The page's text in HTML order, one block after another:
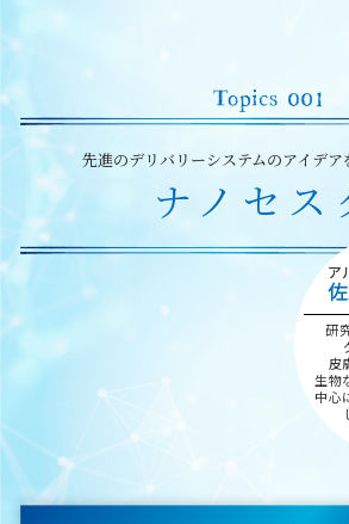
先進のデリバリーシステムのアイデア
ナノセス
ア
研
皮
生物
中心